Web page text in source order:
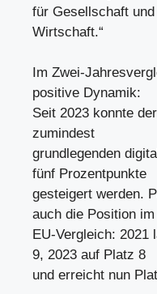
für Gesellschaft und
Wirtschaft.“
Im Zwei-
positive Dynamik:
Seit 2023 konnte
zumindest
grundlegenden
fünf Prozentpunkte
gesteigert werden.
auch die Position im
EU-Vergleich: 2021
9, 2023 auf Platz 8
und erreicht nun